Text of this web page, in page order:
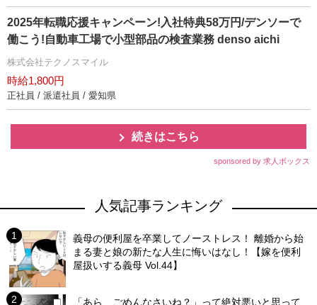
2025年転職応援キャンペーン!入社特典58万円/デンソーで
働こう!自動車工場で小型部品の検査業務 denso aichi
株式会社テクノスマイル
時給1,800円
正社員 / 派遣社員 / 愛知県
続きはこちら
sponsored by 求人ボックス
人気記事ランキング
義母の便利屋を卒業してノーストレス！ 離婚から始
まる妻と娘の新たな人生に悔いはなし！【嫁を便利
屋扱いする義母 Vol.44】
「あら、ごめんなさいね？」って絶対悪いと思って